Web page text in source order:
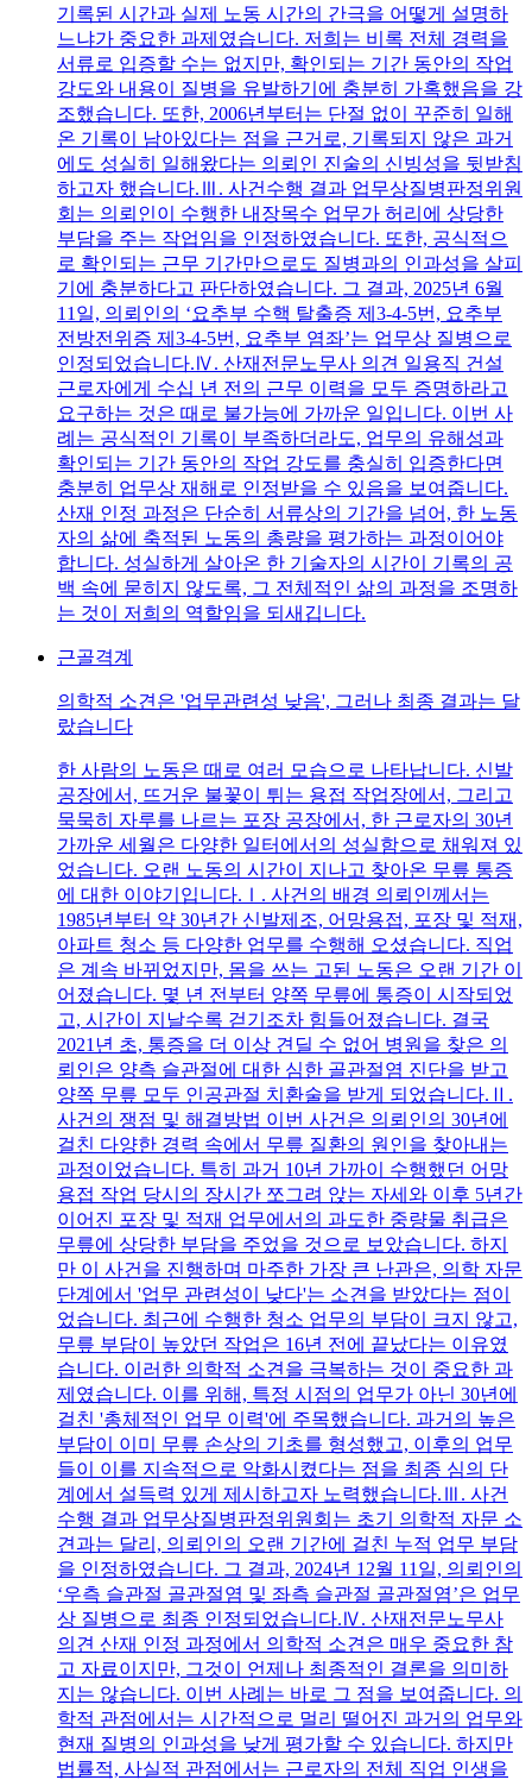
기록된 시간과 실제 노동 시간의 간극을 어떻게 설명하
느냐가 중요한 과제였습니다. 저희는 비록 전체 경력을
서류로 입증할 수는 없지만, 확인되는 기간 동안의 작업
강도와 내용이 질병을 유발하기에 충분히 가혹했음을 강
조했습니다. 또한, 2006년부터는 단절 없이 꾸준히 일해
온 기록이 남아있다는 점을 근거로, 기록되지 않은 과거
에도 성실히 일해왔다는 의뢰인 진술의 신빙성을 뒷받침
하고자 했습니다.Ⅲ. 사건수행 결과 업무상질병판정위원
회는 의뢰인이 수행한 내장목수 업무가 허리에 상당한
부담을 주는 작업임을 인정하였습니다. 또한, 공식적으
로 확인되는 근무 기간만으로도 질병과의 인과성을 살피
기에 충분하다고 판단하였습니다. 그 결과, 2025년 6월
11일, 의뢰인의 ‘요추부 수핵 탈출증 제3-4-5번, 요추부
전방전위증 제3-4-5번, 요추부 염좌’는 업무상 질병으로
인정되었습니다.Ⅳ. 산재전문노무사 의견 일용직 건설
근로자에게 수십 년 전의 근무 이력을 모두 증명하라고
요구하는 것은 때로 불가능에 가까운 일입니다. 이번 사
례는 공식적인 기록이 부족하더라도, 업무의 유해성과
확인되는 기간 동안의 작업 강도를 충실히 입증한다면
충분히 업무상 재해로 인정받을 수 있음을 보여줍니다.
산재 인정 과정은 단순히 서류상의 기간을 넘어, 한 노동
자의 삶에 축적된 노동의 총량을 평가하는 과정이어야
합니다. 성실하게 살아온 한 기술자의 시간이 기록의 공
백 속에 묻히지 않도록, 그 전체적인 삶의 과정을 조명하
는 것이 저희의 역할임을 되새깁니다.
근골격계
의학적 소견은 '업무관련성 낮음', 그러나 최종 결과는 달
랐습니다
한 사람의 노동은 때로 여러 모습으로 나타납니다. 신발
공장에서, 뜨거운 불꽃이 튀는 용접 작업장에서, 그리고
묵묵히 자루를 나르는 포장 공장에서, 한 근로자의 30년
가까운 세월은 다양한 일터에서의 성실함으로 채워져 있
었습니다. 오랜 노동의 시간이 지나고 찾아온 무릎 통증
에 대한 이야기입니다.Ⅰ. 사건의 배경 의뢰인께서는
1985년부터 약 30년간 신발제조, 어망용접, 포장 및 적재,
아파트 청소 등 다양한 업무를 수행해 오셨습니다. 직업
은 계속 바뀌었지만, 몸을 쓰는 고된 노동은 오랜 기간 이
어졌습니다. 몇 년 전부터 양쪽 무릎에 통증이 시작되었
고, 시간이 지날수록 걷기조차 힘들어졌습니다. 결국
2021년 초, 통증을 더 이상 견딜 수 없어 병원을 찾은 의
뢰인은 양측 슬관절에 대한 심한 골관절염 진단을 받고
양쪽 무릎 모두 인공관절 치환술을 받게 되었습니다.Ⅱ.
사건의 쟁점 및 해결방법 이번 사건은 의뢰인의 30년에
걸친 다양한 경력 속에서 무릎 질환의 원인을 찾아내는
과정이었습니다. 특히 과거 10년 가까이 수행했던 어망
용접 작업 당시의 장시간 쪼그려 앉는 자세와 이후 5년간
이어진 포장 및 적재 업무에서의 과도한 중량물 취급은
무릎에 상당한 부담을 주었을 것으로 보았습니다. 하지
만 이 사건을 진행하며 마주한 가장 큰 난관은, 의학 자문
단계에서 '업무 관련성이 낮다'는 소견을 받았다는 점이
었습니다. 최근에 수행한 청소 업무의 부담이 크지 않고,
무릎 부담이 높았던 작업은 16년 전에 끝났다는 이유였
습니다. 이러한 의학적 소견을 극복하는 것이 중요한 과
제였습니다. 이를 위해, 특정 시점의 업무가 아닌 30년에
걸친 '총체적인 업무 이력'에 주목했습니다. 과거의 높은
부담이 이미 무릎 손상의 기초를 형성했고, 이후의 업무
들이 이를 지속적으로 악화시켰다는 점을 최종 심의 단
계에서 설득력 있게 제시하고자 노력했습니다.Ⅲ. 사건
수행 결과 업무상질병판정위원회는 초기 의학적 자문 소
견과는 달리, 의뢰인의 오랜 기간에 걸친 누적 업무 부담
을 인정하였습니다. 그 결과, 2024년 12월 11일, 의뢰인의
‘우측 슬관절 골관절염 및 좌측 슬관절 골관절염’은 업무
상 질병으로 최종 인정되었습니다.Ⅳ. 산재전문노무사
의견 산재 인정 과정에서 의학적 소견은 매우 중요한 참
고 자료이지만, 그것이 언제나 최종적인 결론을 의미하
지는 않습니다. 이번 사례는 바로 그 점을 보여줍니다. 의
학적 관점에서는 시간적으로 멀리 떨어진 과거의 업무와
현재 질병의 인과성을 낮게 평가할 수 있습니다. 하지만
법률적, 사실적 관점에서는 근로자의 전체 직업 인생을